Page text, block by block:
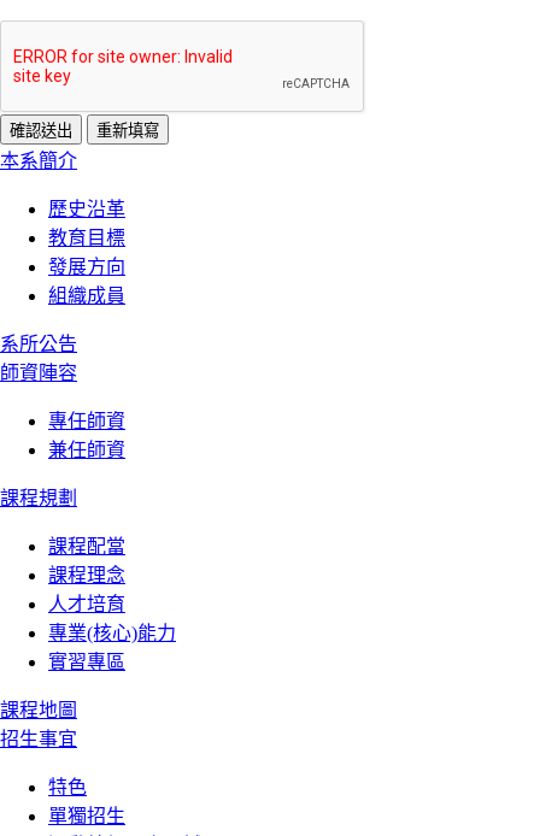
:::
本系簡介
歷史沿革
教育目標
發展方向
組織成員
系所公告
師資陣容
專任師資
兼任師資
課程規劃
課程配當
課程理念
人才培育
專業(核心)能力
實習專區
課程地圖
招生事宜
特色
單獨招生